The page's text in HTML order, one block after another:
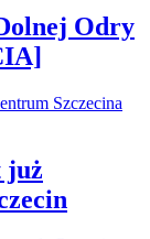
Odry
już